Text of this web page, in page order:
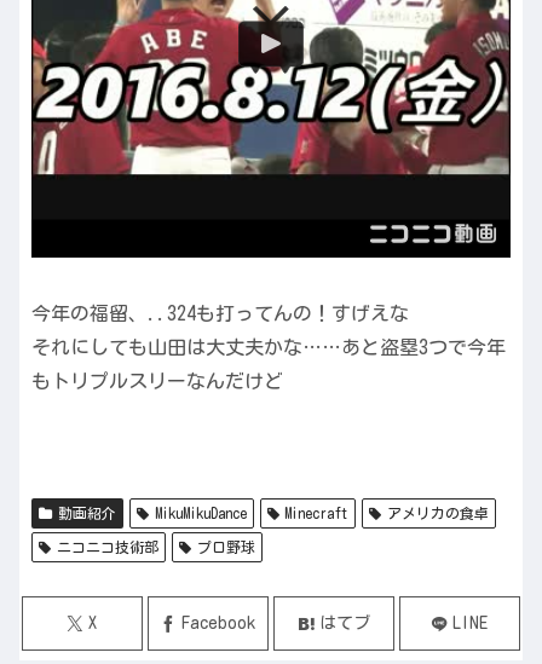
今年の福留、..324も打ってんの！すげえな
それにしても山田は大丈夫かな……あと盗塁3つで今年
もトリプルスリーなんだけど
動画紹介 MikuMikuDance Minecraft アメリカの食卓
ニコニコ技術部 プロ野球
X Facebook はてブ LINE